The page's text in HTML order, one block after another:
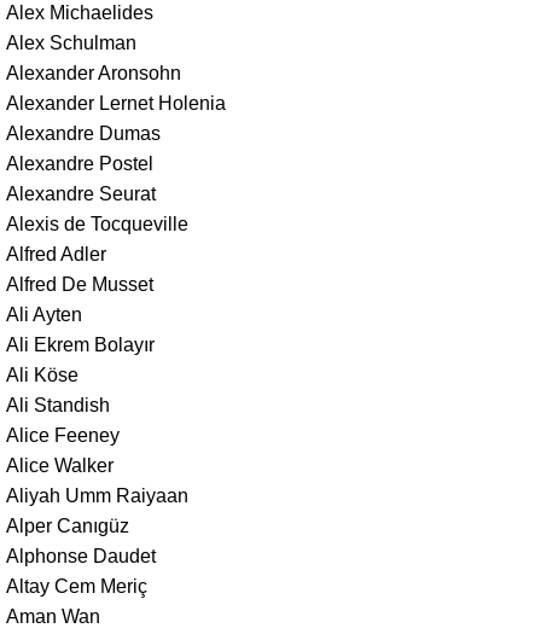
Alex Michaelides
Alex Schulman
Alexander Aronsohn
Alexander Lernet Holenia
Alexandre Dumas
Alexandre Postel
Alexandre Seurat
Alexis de Tocqueville
Alfred Adler
Alfred De Musset
Ali Ayten
Ali Ekrem Bolayır
Ali Köse
Ali Standish
Alice Feeney
Alice Walker
Aliyah Umm Raiyaan
Alper Canıgüz
Alphonse Daudet
Altay Cem Meriç
Aman Wan